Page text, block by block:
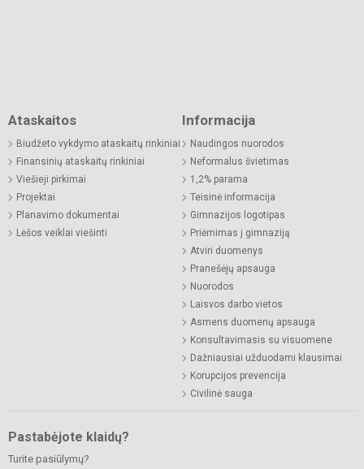
Ataskaitos
Biudžeto vykdymo ataskaitų rinkiniai
Finansinių ataskaitų rinkiniai
Viešieji pirkimai
Projektai
Planavimo dokumentai
Lėšos veiklai viešinti
Informacija
Naudingos nuorodos
Neformalus švietimas
1,2% parama
Teisinė informacija
Gimnazijos logotipas
Priėmimas į gimnaziją
Atviri duomenys
Pranešėjų apsauga
Nuorodos
Laisvos darbo vietos
Asmens duomenų apsauga
Konsultavimasis su visuomene
Dažniausiai užduodami klausimai
Korupcijos prevencija
Civilinė sauga
Pastabėjote klaidų?
Turite pasiūlymų?